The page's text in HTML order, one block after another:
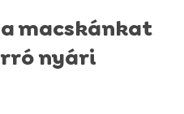
macskánkat
nyári